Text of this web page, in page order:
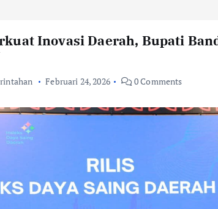
Inovasi Daerah, Bupati
Februari 24, 2026 0 Comments